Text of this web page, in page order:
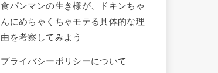
食パンマンの生き様が、ドキンちゃ
んにめちゃくちゃモテる具体的な理
由を考察してみよう
プライバシーポリシーについて